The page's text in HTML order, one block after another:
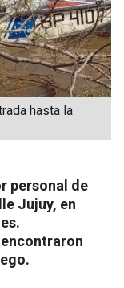
hasta la
personal de
Jujuy, en